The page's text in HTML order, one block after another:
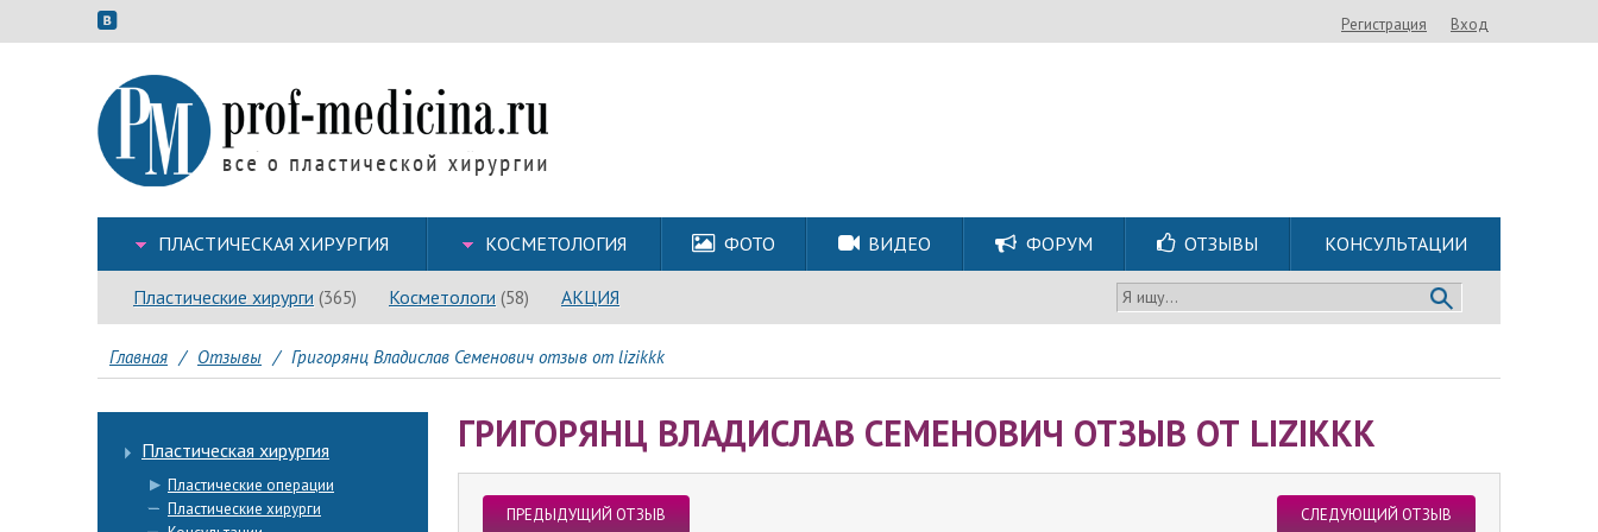
Регистрация Вход
ПЛАСТИЧЕСКАЯ ХИРУРГИЯ КОСМЕТОЛОГИЯ ФОТО ВИДЕО ФОРУМ ОТЗЫВЫ КОНСУЛЬТАЦИИ
Пластические хирурги (365) Косметологи (58) АКЦИЯ Я ищу...
Главная / Отзывы / Григорянц Владислав Семенович отзыв от lizikkk
Пластическая хирургия
Пластические операции
Пластические хирурги
ГРИГОРЯНЦ ВЛАДИСЛАВ СЕМЕНОВИЧ ОТЗЫВ ОТ LIZIKKK
ПРЕДЫДУЩИЙ ОТЗЫВ СЛЕДУЮЩИЙ ОТЗЫВ